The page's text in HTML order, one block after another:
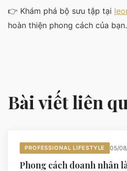
👉 Khám phá bộ sưu tập tại
hoàn thiện phong cách của bạn.
Bài viết liên
PROFESSIONAL LIFESTYLE 05/
Phong cách doanh nhân